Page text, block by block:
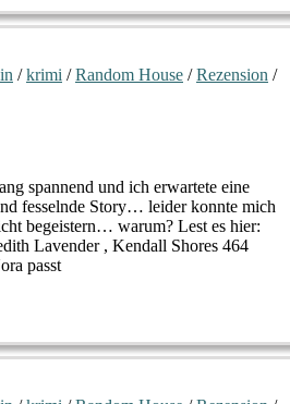
/krimi /Random House /Rezension /
spannend und ich erwartete eine
fesselnde Story… leider konnte mich
begeistern… warum? Lest es hier:
Lavender , Kendall Shores 464
passt